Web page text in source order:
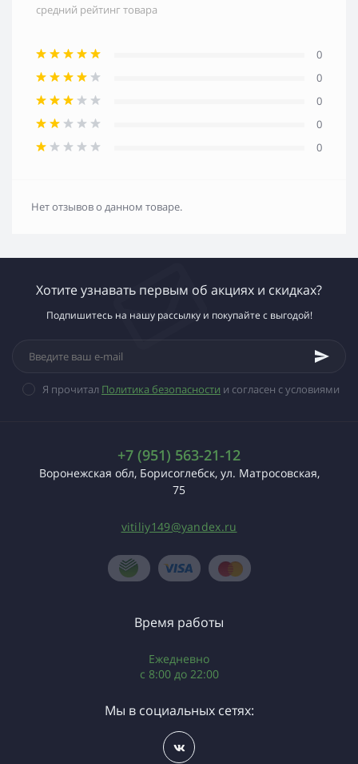
средний рейтинг товара
0
0
0
0
0
Нет отзывов о данном товаре.
Хотите узнавать первым об акциях и скидках?
Подпишитесь на нашу рассылку и покупайте с выгодой!
Я прочитал Политика безопасности и согласен с условиями
+7 (951) 563-21-12
Воронежская обл, Борисоглебск, ул. Матросовская,
75
vitiliy149@yandex.ru
Время работы
Ежедневно
с 8:00 до 22:00
Мы в социальных сетях: